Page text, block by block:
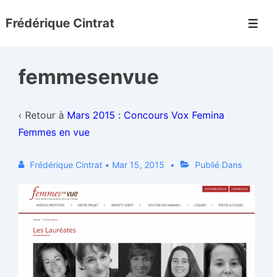
passer
principal
Frédérique Cintrat
femmesenvue
‹ Retour à Mars 2015 : Concours Vox Femina
Femmes en vue
Frédérique Cintrat • Mar 15, 2015 Publié Dans